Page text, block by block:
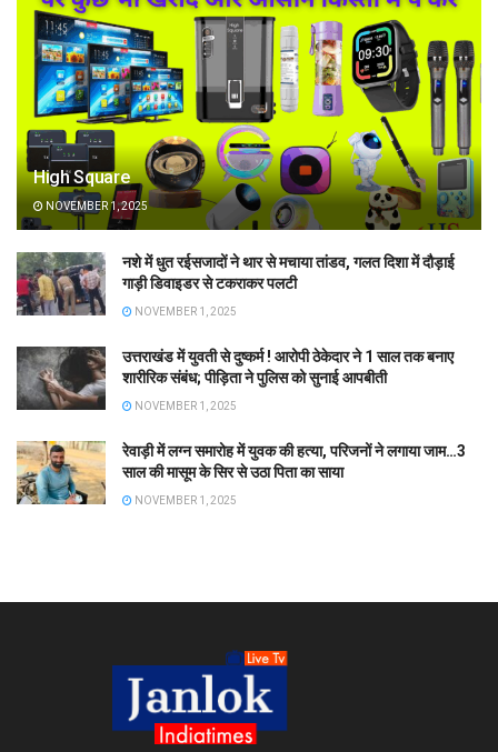
High Square
NOVEMBER 1, 2025
नशे में धुत रईसजादों ने थार से मचाया तांडव, गलत दिशा में दौड़ाई
गाड़ी डिवाइडर से टकराकर पलटी
NOVEMBER 1, 2025
उत्तराखंड में युवती से दुष्कर्म ! आरोपी ठेकेदार ने 1 साल तक बनाए
शारीरिक संबंध; पीड़िता ने पुलिस को सुनाई आपबीती
NOVEMBER 1, 2025
रेवाड़ी में लग्न समारोह में युवक की हत्या, परिजनों ने लगाया जाम…3
साल की मासूम के सिर से उठा पिता का साया
NOVEMBER 1, 2025